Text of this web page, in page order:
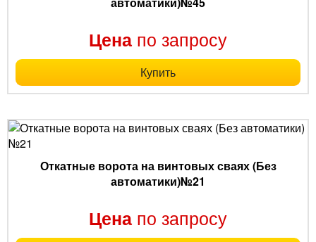
Цена по запросу
Купить
Откатные ворота на винтовых сваях (Без
автоматики)№21
Цена по запросу